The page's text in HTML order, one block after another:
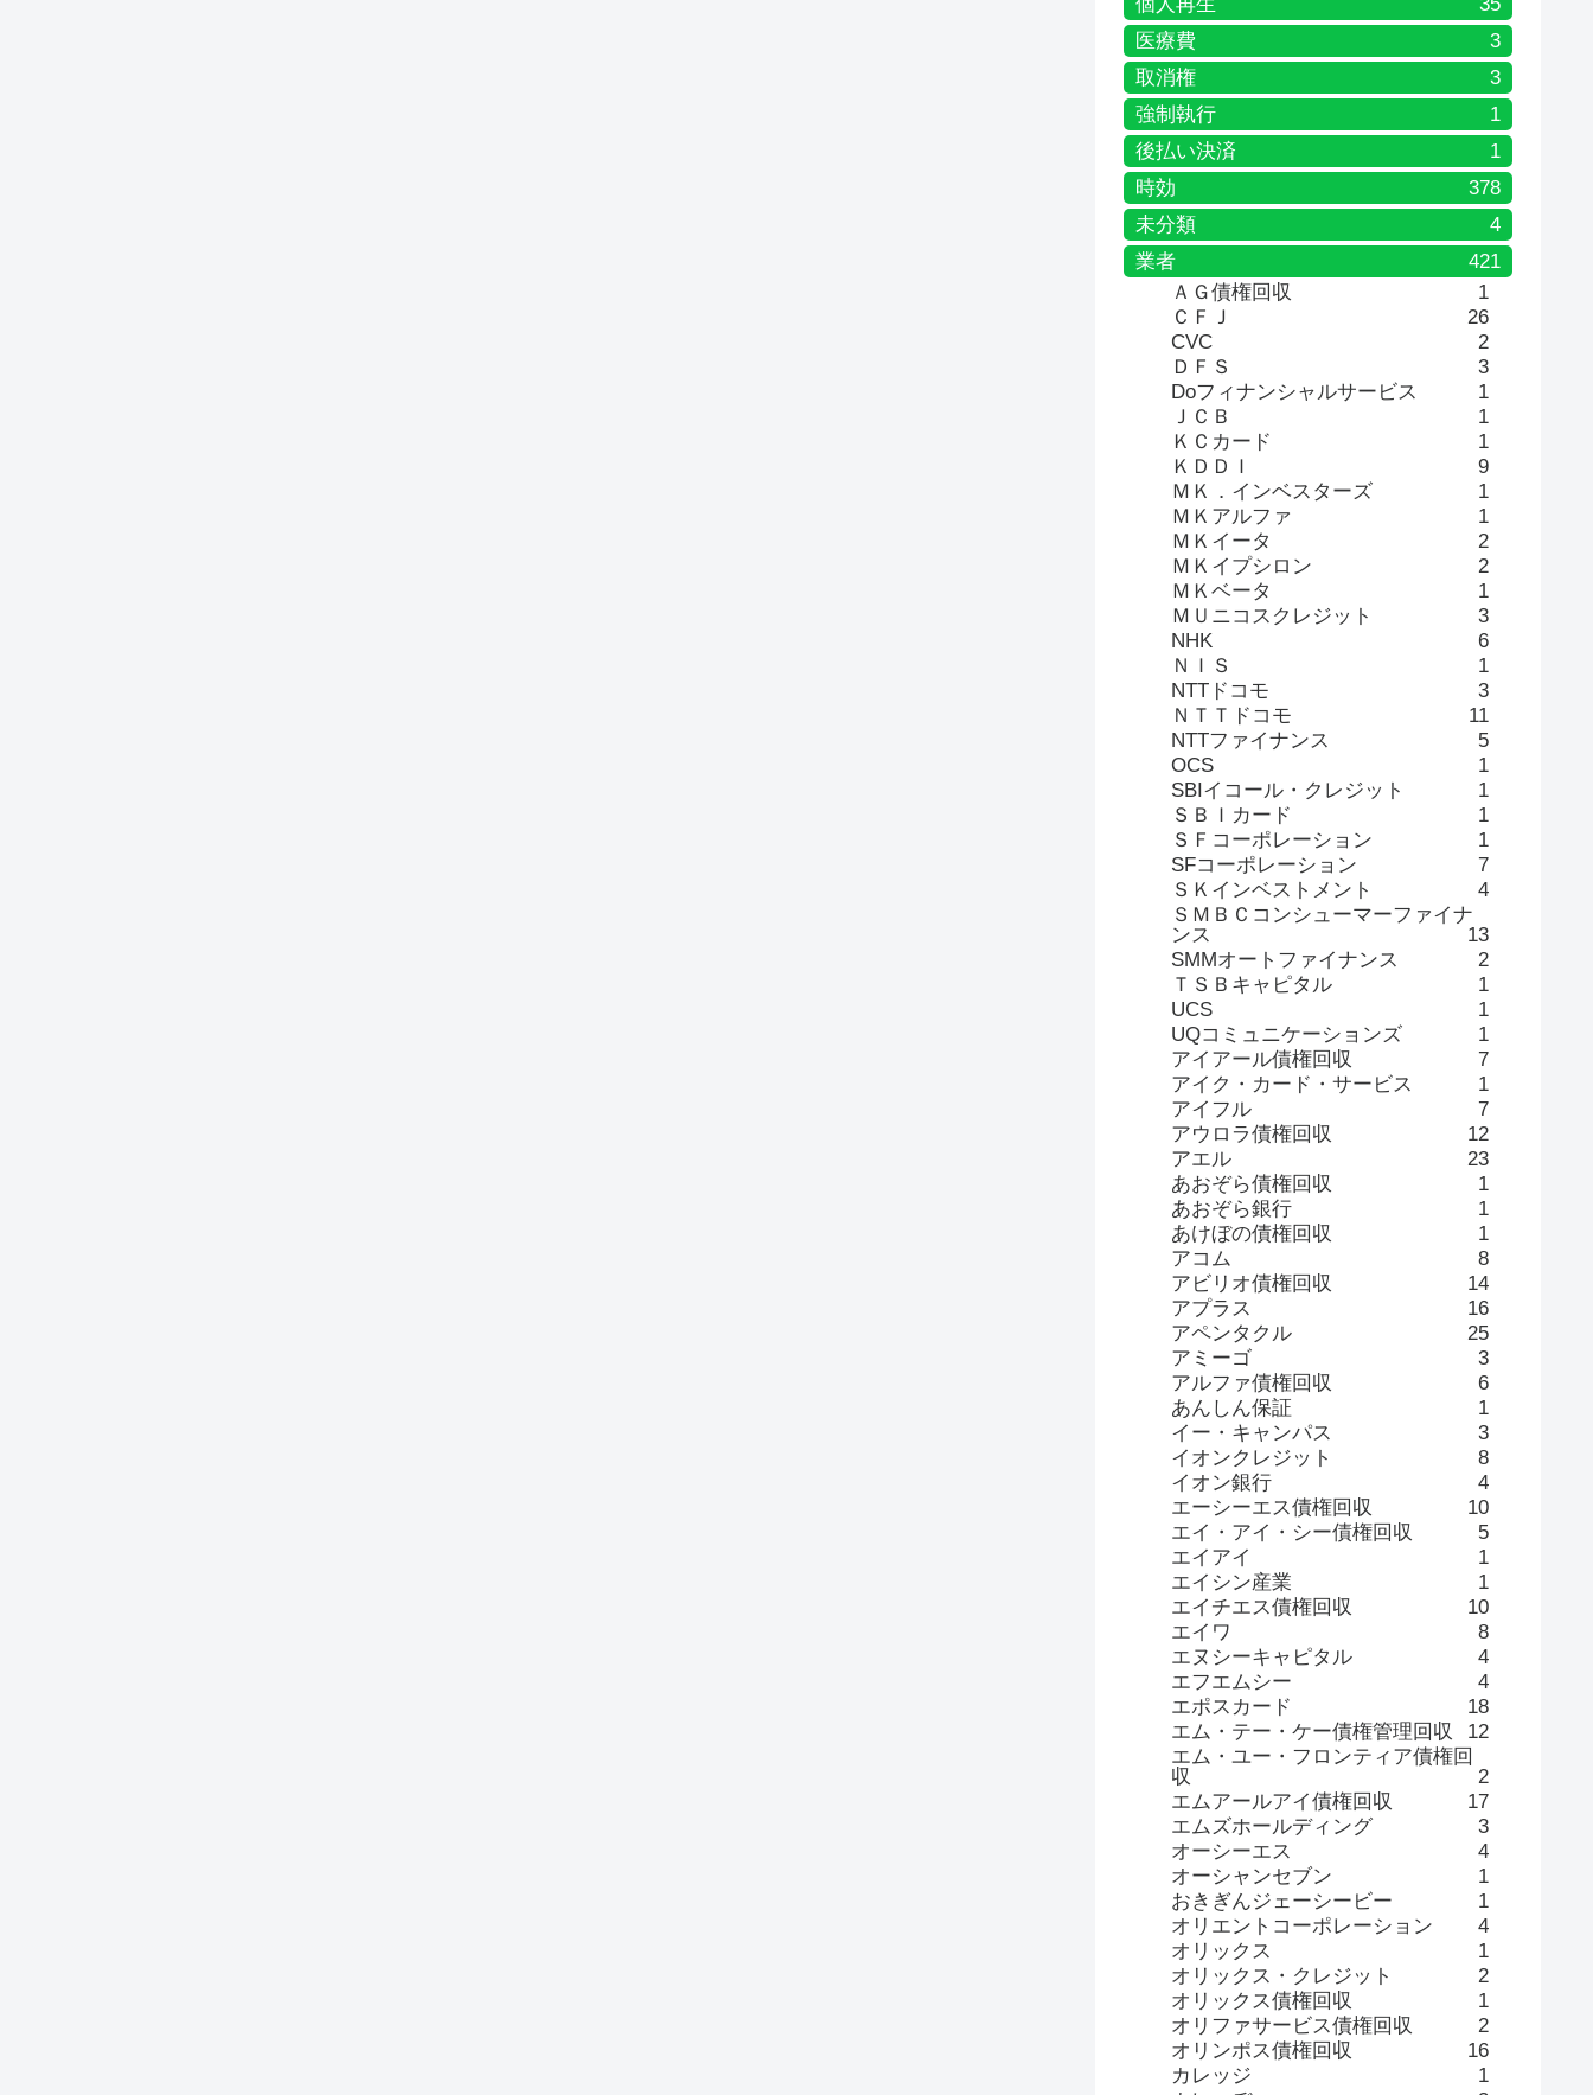
医療費
3
取消権
3
強制執行
1
後払い決済
1
時効
378
未分類
4
業者
421
ＡＧ債権回収
1
ＣＦＪ
26
CVC
2
ＤＦＳ
3
Doフィナンシャルサービス
1
ＪＣＢ
1
ＫＣカード
1
ＫＤＤＩ
9
ＭＫ．インベスターズ
1
ＭＫアルファ
1
ＭＫイータ
2
ＭＫイプシロン
2
ＭＫベータ
1
ＭＵニコスクレジット
3
NHK
6
ＮＩＳ
1
NTTドコモ
3
ＮＴＴドコモ
11
NTTファイナンス
5
OCS
1
SBIイコール・クレジット
1
ＳＢＩカード
1
ＳＦコーポレーション
1
SFコーポレーション
7
ＳＫインベストメント
4
ＳＭＢＣコンシューマーファイナ
ンス
13
SMMオートファイナンス
2
ＴＳＢキャピタル
1
UCS
1
UQコミュニケーションズ
1
アイアール債権回収
7
アイク・カード・サービス
1
アイフル
7
アウロラ債権回収
12
アエル
23
あおぞら債権回収
1
あおぞら銀行
1
あけぼの債権回収
1
アコム
8
アビリオ債権回収
14
アプラス
16
アペンタクル
25
アミーゴ
3
アルファ債権回収
6
あんしん保証
1
イー・キャンパス
3
イオンクレジット
8
イオン銀行
4
エーシーエス債権回収
10
エイ・アイ・シー債権回収
5
エイアイ
1
エイシン産業
1
エイチエス債権回収
10
エイワ
8
エヌシーキャピタル
4
エフエムシー
4
エポスカード
18
エム・テー・ケー債権管理回収
12
エム・ユー・フロンティア債権回
収
2
エムアールアイ債権回収
17
エムズホールディング
3
オーシーエス
4
オーシャンセブン
1
おきぎんジェーシービー
1
オリエントコーポレーション
4
オリックス
1
オリックス・クレジット
2
オリックス債権回収
1
オリファサービス債権回収
2
オリンポス債権回収
16
カレッジ
1